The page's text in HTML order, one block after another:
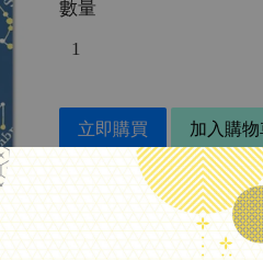
數量
立即購買 加入購物
『品牌介紹』：
1989 年創立於美國舊